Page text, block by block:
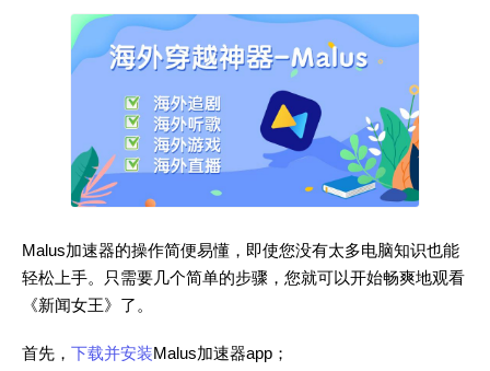
Malus加速器的操作简便易懂，即使您没有太多电脑知识也能
轻松上手。只需要几个简单的步骤，您就可以开始畅爽地观看
《新闻女王》了。
首先， 下载并安装Malus加速器app；